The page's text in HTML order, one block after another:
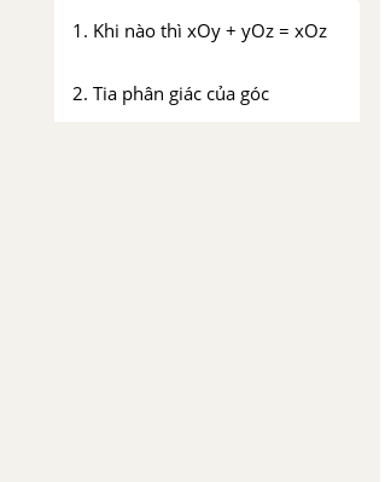
1. Khi nào thì xOy + yOz = xOz
2. Tia phân giác của góc